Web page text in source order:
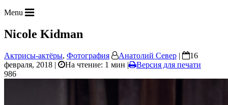
Menu
Nicole Kidman
Актрисы-актёры, Фотография Анатолий Север |
16
февраля, 2018 |
На чтение: 1 мин |
Версия для печати
986